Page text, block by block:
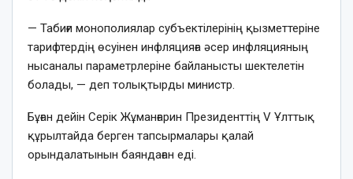
— Табиғи монополиялар субъектілерінің қызметтеріне
тарифтердің өсуінен инфляцияға әсер инфляцияның
нысаналы параметрлеріне байланысты шектелетін
болады, — деп толықтырды министр.
Бұған дейін Серік Жұманғарин Президенттің V Ұлттық
құрылтайда берген тапсырмалары қалай
орындалатынын баяндаған еді.